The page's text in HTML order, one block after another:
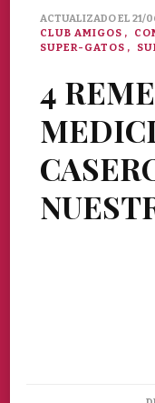
ACTUALIZADO EL 21/
CLUB AMIGOS
SUPER-GATOS
4